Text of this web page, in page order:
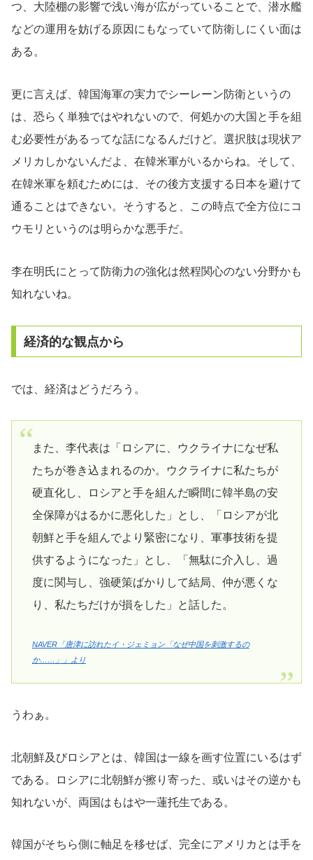
つ、大陸棚の影響で浅い海が広がっていることで、潜水艦
などの運用を妨げる原因にもなっていて防衛しにくい面は
ある。
更に言えば、韓国海軍の実力でシーレーン防衛というの
は、恐らく単独ではやれないので、何処かの大国と手を組
む必要性があるってな話になるんだけど。選択肢は現状ア
メリカしかないんだよ、在韓米軍がいるからね。そして、
在韓米軍を頼むためには、その後方支援する日本を避けて
通ることはできない。そうすると、この時点で全方位にコ
ウモリというのは明らかな悪手だ。
李在明氏にとって防衛力の強化は然程関心のない分野かも
知れないね。
経済的な観点から
では、経済はどうだろう。
また、李代表は「ロシアに、ウクライナになぜ私
たちが巻き込まれるのか。ウクライナに私たちが
硬直化し、ロシアと手を組んだ瞬間に韓半島の安
全保障がはるかに悪化した」とし、「ロシアが北
朝鮮と手を組んでより緊密になり、軍事技術を提
供するようになった」とし、「無駄に介入し、過
度に関与し、強硬策ばかりして結局、仲が悪くな
り、私たちだけが損をした」と話した。
NAVER「唐津に訪れたイ・ジェミョン「なぜ中国を刺激するの
か……」」より
うわぁ。
北朝鮮及びロシアとは、韓国は一線を画す位置にいるはず
である。ロシアに北朝鮮が擦り寄った、或いはその逆かも
知れないが、両国はもはや一蓮托生である。
韓国がそちら側に軸足を移せば、完全にアメリカとは手を